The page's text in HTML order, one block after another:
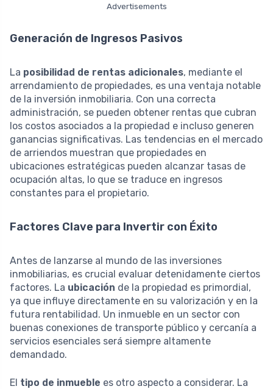
Advertisements
Generación de Ingresos Pasivos
La posibilidad de rentas adicionales, mediante el
arrendamiento de propiedades, es una ventaja notable
de la inversión inmobiliaria. Con una correcta
administración, se pueden obtener rentas que cubran
los costos asociados a la propiedad e incluso generen
ganancias significativas. Las tendencias en el mercado
de arriendos muestran que propiedades en
ubicaciones estratégicas pueden alcanzar tasas de
ocupación altas, lo que se traduce en ingresos
constantes para el propietario.
Factores Clave para Invertir con Éxito
Antes de lanzarse al mundo de las inversiones
inmobiliarias, es crucial evaluar detenidamente ciertos
factores. La ubicación de la propiedad es primordial,
ya que influye directamente en su valorización y en la
futura rentabilidad. Un inmueble en un sector con
buenas conexiones de transporte público y cercanía a
servicios esenciales será siempre altamente
demandado.
El tipo de inmueble es otro aspecto a considerar. La